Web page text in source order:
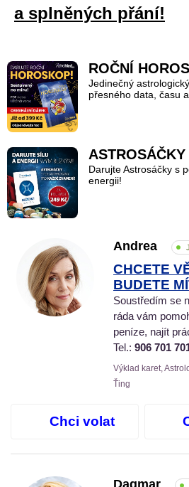
a splněných přání!
ROČNÍ
Jedinečný
přesného data, času
ASTROSÁČKY
Darujte Astrosáčky s
energii!
Andrea
CHCETE
BUDETE
Soustředím se
ráda vám
peníze, najít
Tel.: 906 701
Výklad karet,
Ťing
Chci volat